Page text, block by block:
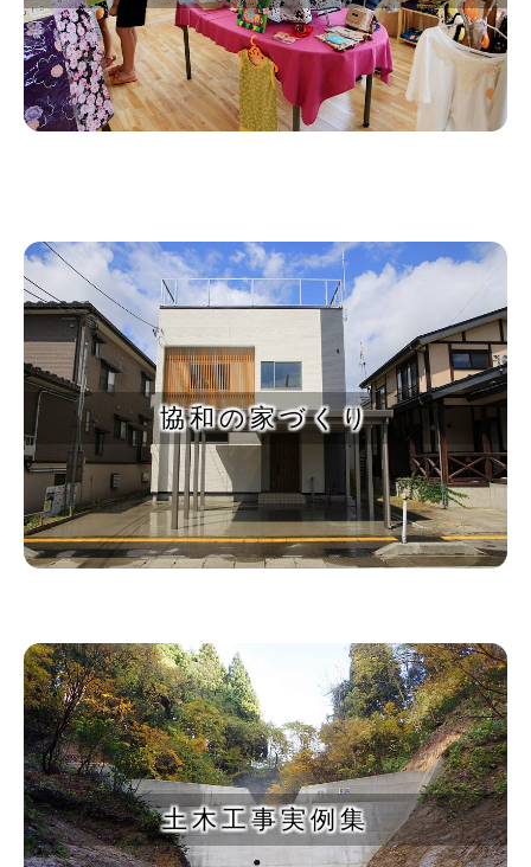
協和の家づくり
土木工事実例集